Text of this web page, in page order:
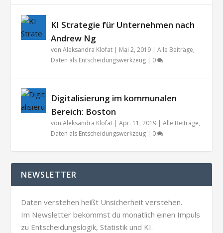
KI Strategie für Unternehmen nach
Andrew Ng
vonAleksandra Klofat | Mai 2, 2019 |Alle Beiträge,
Daten als Entscheidungswerkzeug | 0
Digitalisierung im kommunalen
Bereich: Boston
vonAleksandra Klofat |Apr. 11, 2019 |Alle Beiträge,
Daten als Entscheidungswerkzeug | 0
NEWSLETTER
Daten verstehen heißt Unsicherheit verstehen.
Im Newsletter bekommst du monatlich einen Impuls
zu Entscheidungslogik, Statistik und KI.